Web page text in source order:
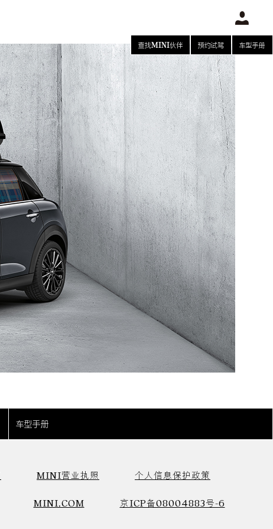
查找MINI伙伴 预约试驾 车型手册
车型手册
MINI营业执照 个人信息保护政策
MINI.COM 京ICP备08004883号-6